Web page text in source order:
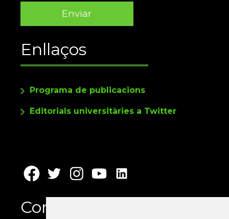
Enllaços
Programa de publicacions
Editorials universitàries a Twitter
Contacte